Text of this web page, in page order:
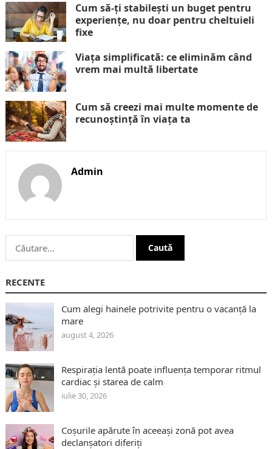
Cum să-ți stabilești un buget pentru
experiențe, nu doar pentru cheltuieli
fixe
Viața simplificată: ce eliminăm când
vrem mai multă libertate
Cum să creezi mai multe momente de
recunoștință în viața ta
Admin
Caută
după:
RECENTE
Cum alegi hainele potrivite pentru o vacanță la
mare
august 4, 2026
Respirația lentă poate influența temporar ritmul
cardiac și starea de calm
iulie 30, 2026
Coșurile apărute în aceeași zonă pot avea
declanșatori diferiți